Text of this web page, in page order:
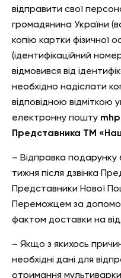
відправити свої
громадянина України
копію картки фізичної
(ідентифікаційний
відмовився від
необхідно надіслати
відповідною
електронну пошту
Представника ТМ
– Відправка подарунку
тижня після дзвінка
Представники Нової
Переможцем за
фактом доставки на
– Якщо з якихось
необхідні дані для
отримання